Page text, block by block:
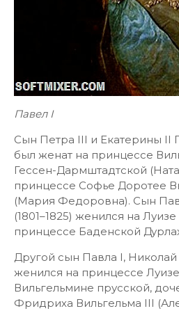
Павел I
Сын Петра III и Екатерины II
был женат на принцессе
Гессен-Дармштадтской
принцессе Софье Доротее
(Мария Федоровна). Сын
(1801–1825) женился на
принцессе Баденской
Другой сын Павла I, Николай
женился на принцессе
Вильгельмине прусской,
Фридриха Вильгельма III